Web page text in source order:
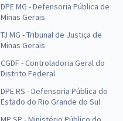
DPE MG - Defensoria Pública de
Minas Gerais
TJ MG - Tribunal de Justiça de
Minas Gerais
CGDF - Controladoria Geral do
Distrito Federal
DPE RS - Defensoria Pública do
Estado do Rio Grande do Sul